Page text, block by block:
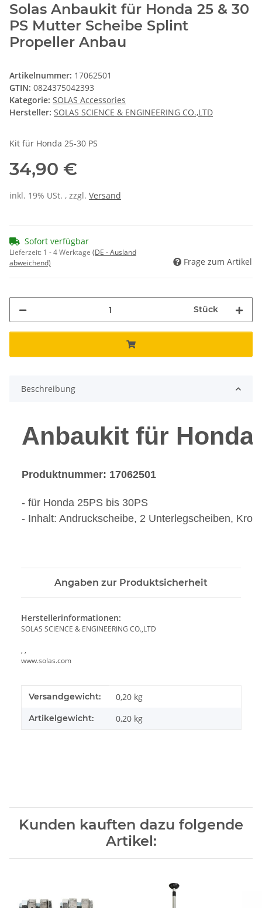
Solas Anbaukit für Honda 25 & 30
PS Mutter Scheibe Splint
Propeller Anbau
Artikelnummer: 17062501
GTIN: 0824375042393
Kategorie: SOLAS Accessories
Hersteller: SOLAS SCIENCE & ENGINEERING CO.,LTD
Kit für Honda 25-30 PS
34,90 €
inkl. 19% USt. , zzgl. Versand
Sofort verfügbar
Lieferzeit: 1 - 4 Werktage (DE - Ausland
abweichend)
Frage zum Artikel
Stück
Beschreibung
Anbaukit für Honda
Produktnummer: 17062501
- für Honda 25PS bis 30PS
- Inhalt: Andruckscheibe, 2 Unterlegscheiben,
Angaben zur Produktsicherheit
Herstellerinformationen:
SOLAS SCIENCE & ENGINEERING CO.,LTD
, ,
www.solas.com
Produkteigenschaft
Wert
Versandgewicht: 0,20 kg
Artikelgewicht: 0,20 kg
Kunden kauften dazu folgende
Artikel: